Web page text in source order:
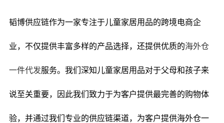
韬博供应链作为一家专注于儿童家居用品的跨境电商企
业，不仅提供丰富多样的产品选择，还提供优质的海外仓
一件代发服务。我们深知儿童家居用品对于父母和孩子来
说至关重要，因此我们致力于为客户提供最完善的购物体
验，并通过我们专业的供应链渠道，为客户提供海外仓一